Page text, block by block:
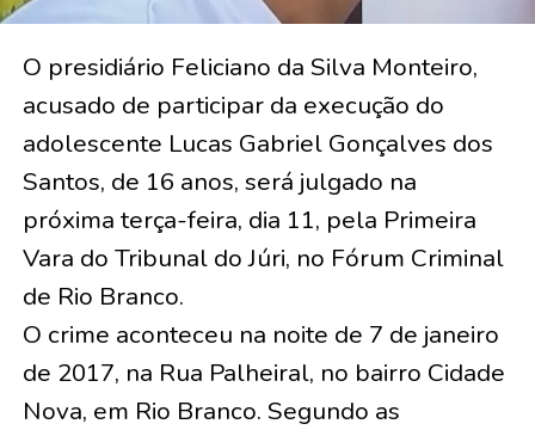
O presidiário Feliciano da Silva Monteiro,
acusado de participar da execução do
adolescente Lucas Gabriel Gonçalves dos
Santos, de 16 anos, será julgado na
próxima terça-feira, dia 11, pela Primeira
Vara do Tribunal do Júri, no Fórum Criminal
de Rio Branco.
O crime aconteceu na noite de 7 de janeiro
de 2017, na Rua Palheiral, no bairro Cidade
Nova, em Rio Branco. Segundo as